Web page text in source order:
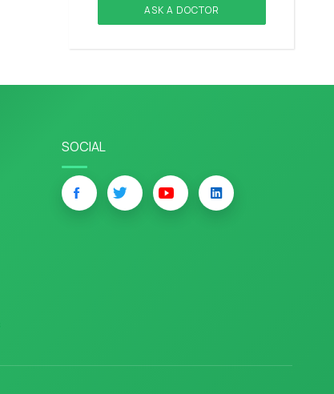
ASK A DOCTOR
SOCIAL